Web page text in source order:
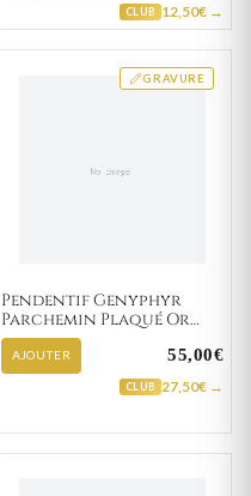
CLUB 12,50€ →
GRAVURE
Pendentif Genyphyr
Parchemin Plaqué Or
Ange de Raphaël
AJOUTER 55,00€
CLUB 27,50€ →